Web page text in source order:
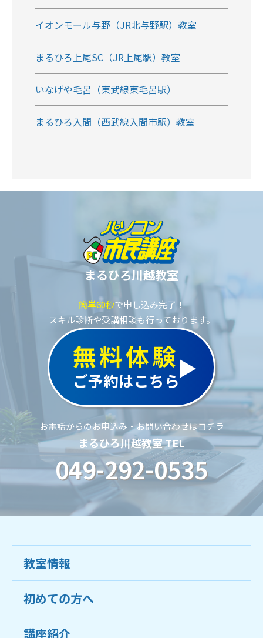
イオンモール与野（JR北与野駅）教室
まるひろ上尾SC（JR上尾駅）教室
いなげや毛呂（東武線東毛呂駅）
まるひろ入間（西武線入間市駅）教室
まるひろ川越教室
簡単60秒で申し込み完了！
スキル診断や受講相談も行っております。
無料体験
ご予約はこちら
お電話からのお申込み・お問い合わせはコチラ
まるひろ川越教室 TEL
049-292-0535
教室情報
教室について
受講生の声
初めての方へ
ココがおすすめ
講座紹介